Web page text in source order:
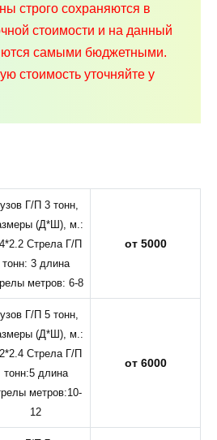
строго сохраняются в
стоимости и на данный
самыми бюджетными.
стоимость уточняйте у
Г/П 3 тонн,
(Д*Ш), м.:
Стрела Г/П
тонн: 3 длина
метров: 6-8
от 5000
Г/П 5 тонн,
(Д*Ш), м.:
Стрела Г/П
тонн:5 длина
метров:10-
12
от 6000